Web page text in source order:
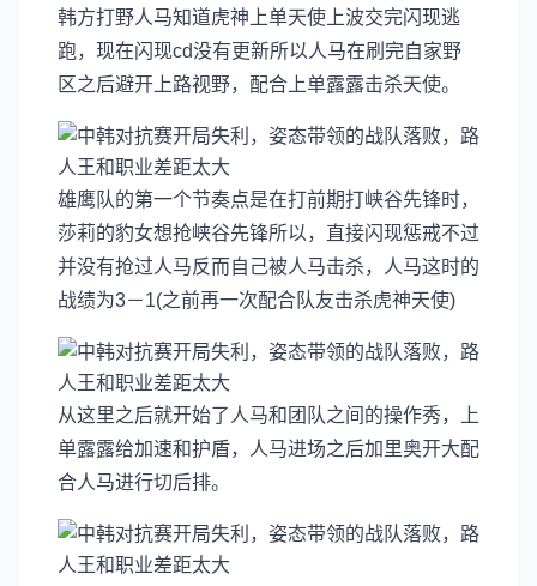
韩方打野人马知道虎神上单天使上波交完闪现逃
跑，现在闪现cd没有更新所以人马在刷完自家野
区之后避开上路视野，配合上单露露击杀天使。
雄鹰队的第一个节奏点是在打前期打峡谷先锋时，
莎莉的豹女想抢峡谷先锋所以，直接闪现惩戒不过
并没有抢过人马反而自己被人马击杀，人马这时的
战绩为3－1(之前再一次配合队友击杀虎神天使)
从这里之后就开始了人马和团队之间的操作秀，上
单露露给加速和护盾，人马进场之后加里奥开大配
合人马进行切后排。